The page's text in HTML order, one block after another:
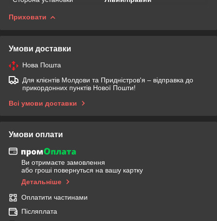
Приховати
Умови доставки
Нова Пошта
Для клієнтів Молдови та Придністров'я – відправка до
прикордонних пунктів Нової Пошти!
Всі умови доставки
Умови оплати
Ви отримаєте замовлення
або гроші повернуться на вашу картку
Детальніше
Оплатити частинами
Післяплата